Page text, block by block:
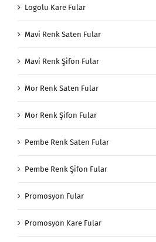
Logolu Kare Fular
Mavi Renk Saten Fular
Mavi Renk Şifon Fular
Mor Renk Saten Fular
Mor Renk Şifon Fular
Pembe Renk Saten Fular
Pembe Renk Şifon Fular
Promosyon Fular
Promosyon Kare Fular